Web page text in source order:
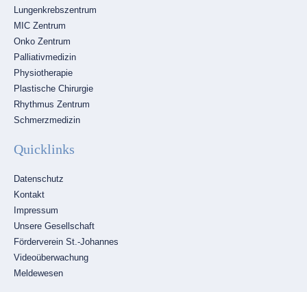
Lungenkrebszentrum
MIC Zentrum
Onko Zentrum
Palliativmedizin
Physiotherapie
Plastische Chirurgie
Rhythmus Zentrum
Schmerzmedizin
Quicklinks
Navigation
überspringen
Datenschutz
Kontakt
Impressum
Unsere Gesellschaft
Förderverein St.-Johannes
Videoüberwachung
Meldewesen